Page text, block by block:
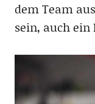
dem Team
sein, auch ein